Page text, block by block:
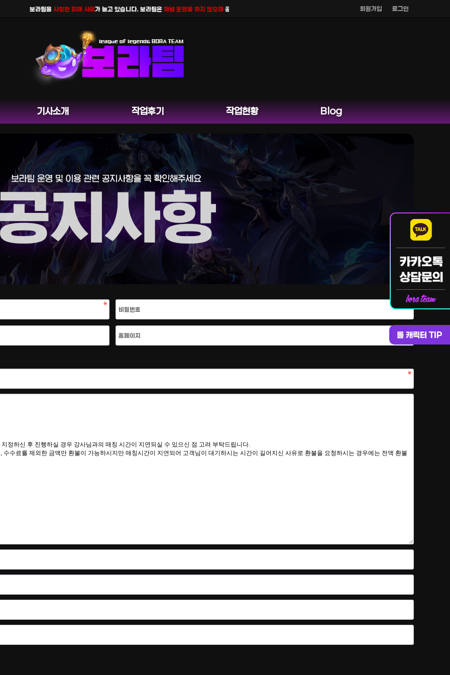
회원가입 로그인
보라팀을사칭한 피해 사례 가 늘고 있습니다. 보라팀은채널 운영을 하지 않으며공식 홈페이지 카카오톡 외 다른 채팅은 운영하지 않습니다.
롤 캐릭터 TIP
기사소개 작업후기 작업현황 Blog